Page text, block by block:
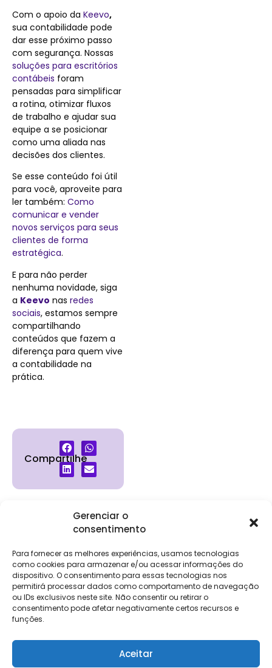
Gerenciar o
consentimento
Para fornecer as melhores experiências, usamos tecnologias
como cookies para armazenar e/ou acessar informações do
dispositivo. O consentimento para essas tecnologias nos
permitirá processar dados como comportamento de navegação
ou IDs exclusivos neste site. Não consentir ou retirar o
consentimento pode afetar negativamente certos recursos e
funções.
Aceitar
Com o apoio da Keevo,
sua contabilidade pode
dar esse próximo passo
com segurança. Nossas
soluções para escritórios
contábeis foram
pensadas para simplificar
a rotina, otimizar fluxos
de trabalho e ajudar sua
equipe a se posicionar
como uma aliada nas
decisões dos clientes.
Se esse conteúdo foi útil
para você, aproveite para
ler também: Como
comunicar e vender
novos serviços para seus
clientes de forma
estratégica.
E para não perder
nenhuma novidade, siga
a Keevo nas redes
sociais, estamos sempre
compartilhando
conteúdos que fazem a
diferença para quem vive
a contabilidade na
prática.
Compartilhe
Institucional
Trabalhe
Conosco
Contato
Relatório de
Salarial
Clientes
Login
Eventos
Contábeis
Holos
NG Essence
Soluções
DP e RH
NG Folha
eKeep
FisCo